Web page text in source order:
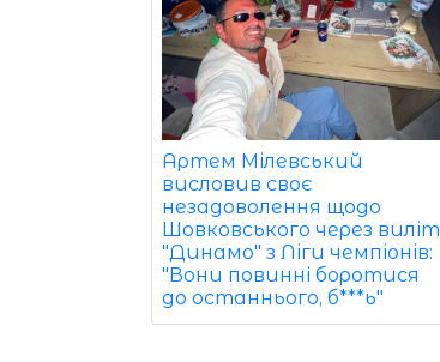
Артем Мілевський
висловив своє
незадоволення щодо
Шовковського через виліт
"Динамо" з Ліги чемпіонів:
"Вони повинні боротися
до останнього, б***ь"